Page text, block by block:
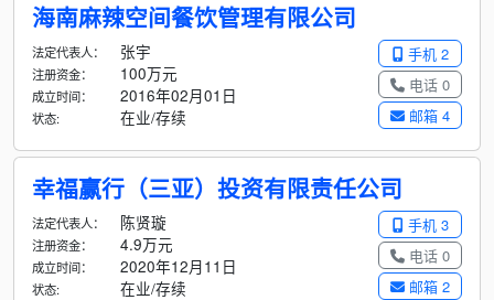
海南麻辣空间餐饮管理有限公司
手机 2
电话 0
邮箱 4
法定代表人： 张宇
注册资金： 100万元
成立时间： 2016年02月01日
状态: 在业/存续
幸福赢行（三亚）投资有限责任公司
手机 3
电话 0
邮箱 2
法定代表人： 陈贤璇
注册资金： 4.9万元
成立时间： 2020年12月11日
状态: 在业/存续